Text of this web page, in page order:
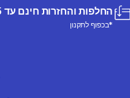
החלפות והחזרות חינם עד 365 ימים ממועד הרכישה
*בכפוף לתקנון